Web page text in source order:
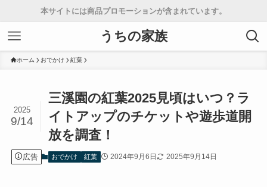
本サイトには商品プロモーションが含まれています。
うちの家族
ホーム おでかけ 紅葉
三溪園の紅葉2025見頃はいつ？ラ
イトアップのチケットや遊歩道開
放を調査！
2025
9/14
広告 おでかけ 紅葉 2024年9月6日 2025年9月14日